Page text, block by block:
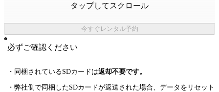
タップしてスクロール
今すぐレンタル予約
必ずご確認ください
・同梱されているSDカードは返却不要です。
・弊社側で同梱したSDカードが返送された場合、データをリセット